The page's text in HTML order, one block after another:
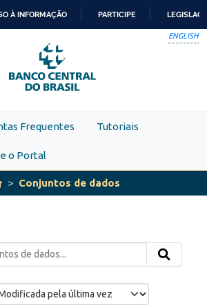
PARA
O
CONTEÚDO
À INFORMAÇÃO PARTICIPE
ENGLISH
Frequentes Tutoriais
o Portal
Conjuntos de dados